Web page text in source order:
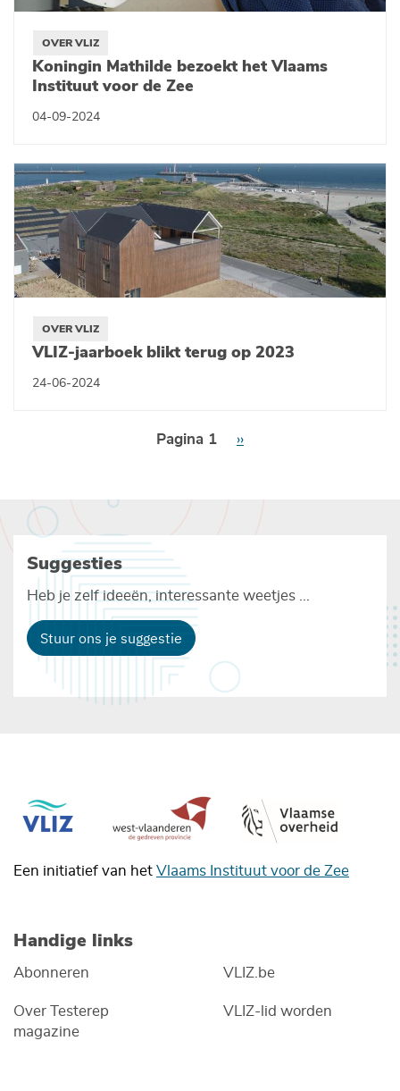
OVER VLIZ
Koningin Mathilde bezoekt het Vlaams
Instituut voor de Zee
04-09-2024
OVER VLIZ
VLIZ-jaarboek blikt terug op 2023
24-06-2024
Pagina 1
Volgende
››
Suggesties
Heb je zelf ideeën, interessante weetjes ...
Stuur ons je suggestie
Een initiatief van het Vlaams Instituut voor de Zee
Handige links
Abonneren
Over Testerep
magazine
VLIZ.be
VLIZ-lid worden